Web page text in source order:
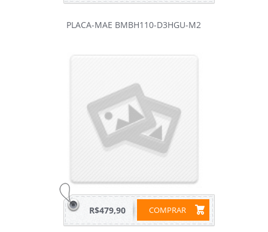
PLACA-MAE BMBH110-D3HGU-M2
COMPRAR
R$479,90